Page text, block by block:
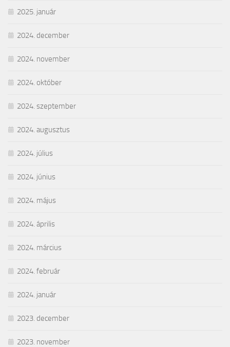
2025. január
2024. december
2024. november
2024. október
2024. szeptember
2024. augusztus
2024. július
2024. június
2024. május
2024. április
2024. március
2024. február
2024. január
2023. december
2023. november